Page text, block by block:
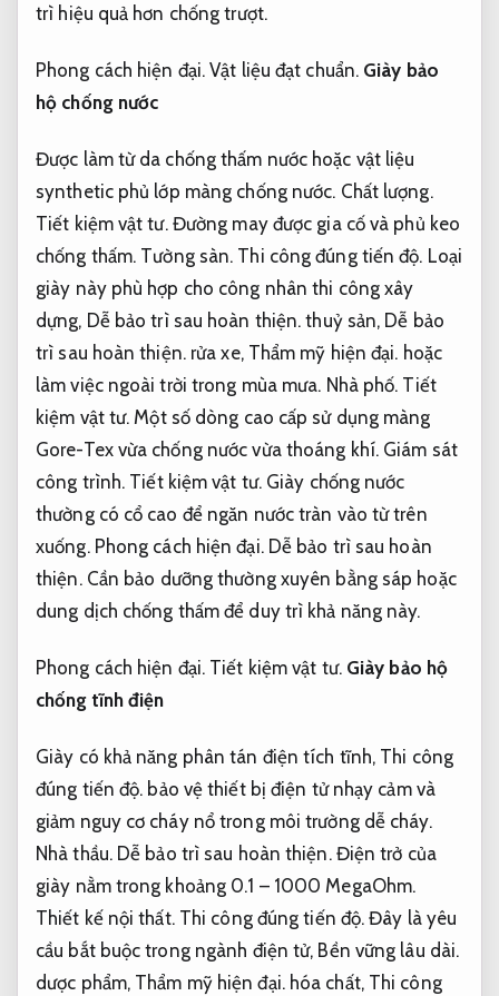
trì hiệu quả hơn chống trượt.
Phong cách hiện đại. Vật liệu đạt chuẩn. Giày bảo
hộ chống nước
Được làm từ da chống thấm nước hoặc vật liệu
synthetic phủ lớp màng chống nước. Chất lượng.
Tiết kiệm vật tư.Đường may được gia cố và phủ keo
chống thấm. Tường sàn. Thi công đúng tiến độ. Loại
giày này phù hợp cho công nhân thi công xây
dựng, Dễ bảo trì sau hoàn thiện. thuỷ sản, Dễ bảo
trì sau hoàn thiện.rửa xe, Thẩm mỹ hiện đại. hoặc
làm việc ngoài trời trong mùa mưa. Nhà phố. Tiết
kiệm vật tư. Một số dòng cao cấp sử dụng màng
Gore-Tex vừa chống nước vừa thoáng khí. Giám sát
công trình. Tiết kiệm vật tư.Giày chống nước
thường có cổ cao để ngăn nước tràn vào từ trên
xuống. Phong cách hiện đại. Dễ bảo trì sau hoàn
thiện.Cần bảo dưỡng thường xuyên bằng sáp hoặc
dung dịch chống thấm để duy trì khả năng này.
Phong cách hiện đại. Tiết kiệm vật tư. Giày bảo hộ
chống tĩnh điện
Giày có khả năng phân tán điện tích tĩnh, Thi công
đúng tiến độ. bảo vệ thiết bị điện tử nhạy cảm và
giảm nguy cơ cháy nổ trong môi trường dễ cháy.
Nhà thầu. Dễ bảo trì sau hoàn thiện.Điện trở của
giày nằm trong khoảng 0.1 – 1000 MegaOhm.
Thiết kế nội thất. Thi công đúng tiến độ. Đây là yêu
cầu bắt buộc trong ngành điện tử, Bền vững lâu dài.
dược phẩm, Thẩm mỹ hiện đại.hóa chất, Thi công